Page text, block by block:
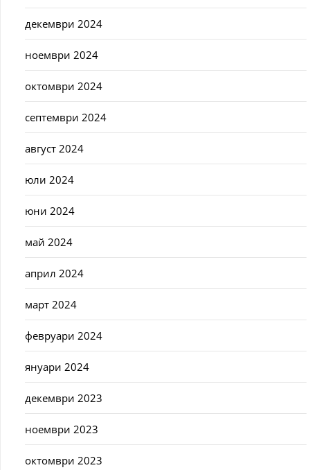
декември 2024
ноември 2024
октомври 2024
септември 2024
август 2024
юли 2024
юни 2024
май 2024
април 2024
март 2024
февруари 2024
януари 2024
декември 2023
ноември 2023
октомври 2023